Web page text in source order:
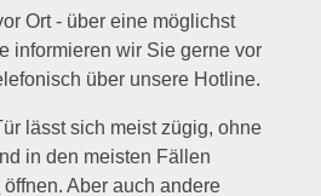
Ort - über eine möglichst
informieren wir Sie gerne vor
über unsere Hotline.
lässt sich meist zügig, ohne
in den meisten Fällen
öffnen. Aber auch andere